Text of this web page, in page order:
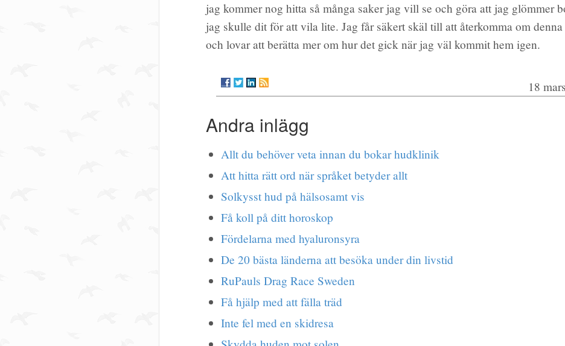
jag kommer nog hitta så många saker jag vill se och göra att jag glömmer
jag skulle dit för att vila lite. Jag får säkert skäl till att återkomma om denna
och lovar att berätta mer om hur det gick när jag väl kommit hem igen.
18
Andra inlägg
Allt du behöver veta innan du bokar hudklinik
Att hitta rätt ord när språket betyder allt
Solkysst hud på hälsosamt vis
Få koll på ditt horoskop
Fördelarna med hyaluronsyra
De 20 bästa länderna att besöka under din livstid
RuPauls Drag Race Sweden
Få hjälp med att fälla träd
Inte fel med en skidresa